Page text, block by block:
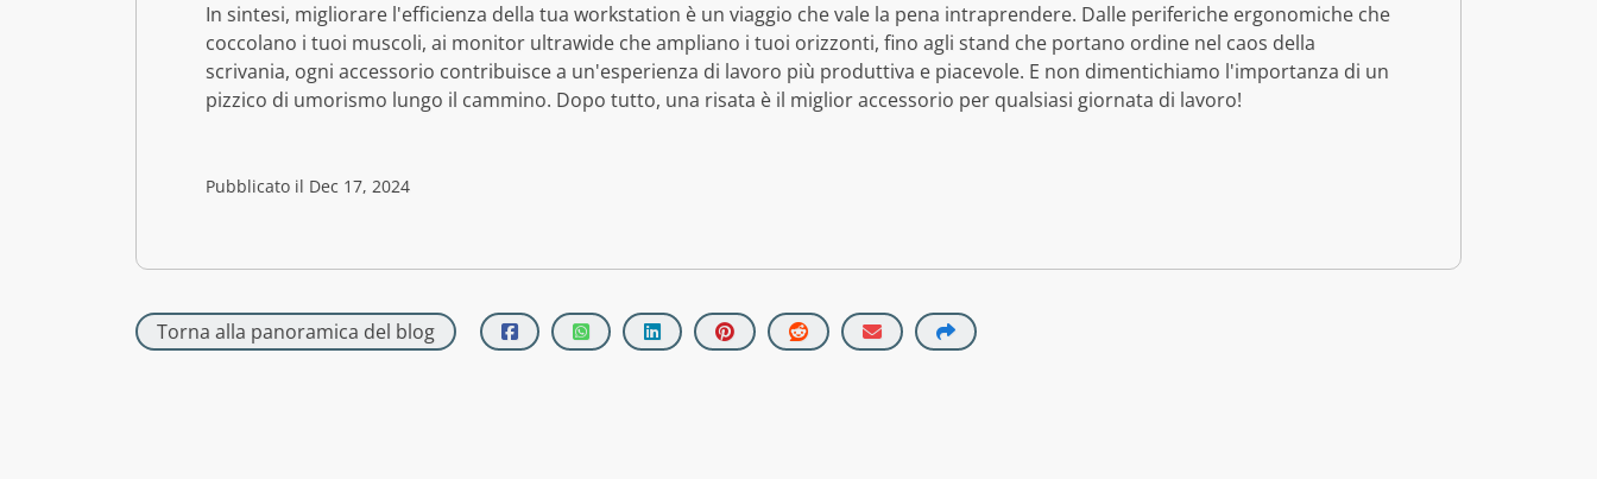
In sintesi, migliorare l'efficienza della tua workstation è un viaggio che vale la pena intraprendere. Dalle periferiche ergonomiche che
coccolano i tuoi muscoli, ai monitor ultrawide che ampliano i tuoi orizzonti, fino agli stand che portano ordine nel caos della
scrivania, ogni accessorio contribuisce a un'esperienza di lavoro più produttiva e piacevole. E non dimentichiamo l'importanza di un
pizzico di umorismo lungo il cammino. Dopo tutto, una risata è il miglior accessorio per qualsiasi giornata di lavoro!
Pubblicato il Dec 17, 2024
Torna alla panoramica del blog